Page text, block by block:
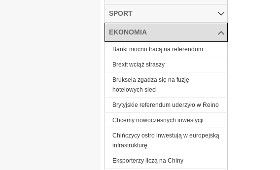
SPORT
EKONOMIA
Banki mocno tracą na referendum
Brexit wciąż straszy
Bruksela zgadza się na fuzję
hotelowych sieci
Brytyjskie referendum uderzyło w Reino
Chcemy nowoczesnych inwestycji
Chińczycy ostro inwestują w europejską
infrastrukturę
Eksporterzy liczą na Chiny